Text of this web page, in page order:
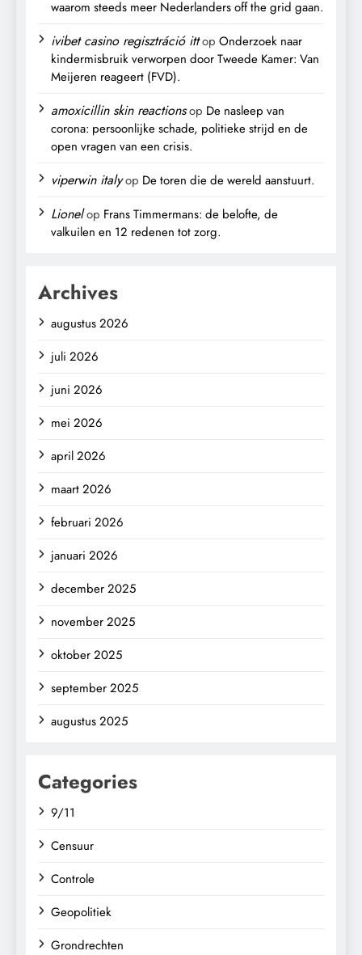
waarom steeds meer Nederlanders off the grid gaan.
ivibet casino regisztráció ittop Onderzoek naar
kindermisbruik verworpen door Tweede Kamer: Van
Meijeren reageert (FVD).
amoxicillin skin reactionsop De nasleep van
corona: persoonlijke schade, politieke strijd en de
open vragen van een crisis.
viperwin italyop De toren die de wereld aanstuurt.
Lionelop Frans Timmermans: de belofte, de
valkuilen en 12 redenen tot zorg.
Archives
augustus 2026
juli 2026
juni 2026
mei 2026
april 2026
maart 2026
februari 2026
januari 2026
december 2025
november 2025
oktober 2025
september 2025
augustus 2025
Categories
9/11
Censuur
Controle
Geopolitiek
Grondrechten